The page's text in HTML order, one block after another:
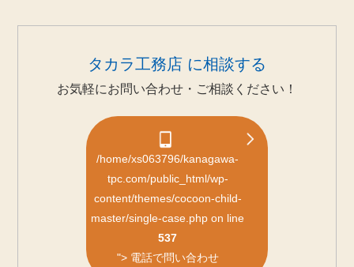
タカラ工務店 に相談する
お気軽にお問い合わせ・ご相談ください！
/home/xs063796/kanagawa-
tpc.com/public_html/wp-
content/themes/cocoon-child-
master/single-case.php on line
537
"> 電話で問い合わせ